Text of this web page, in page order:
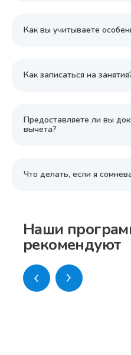
Как вы учитываете
Как записаться на
Предоставляете ли вы
вычета?
Что делать, если я
Наши
рекомендуют